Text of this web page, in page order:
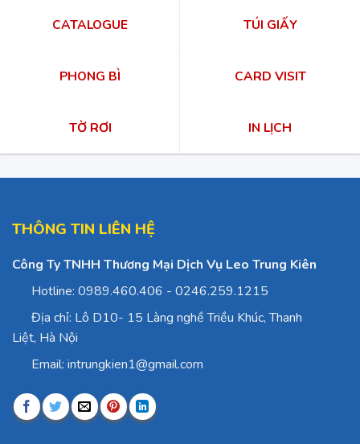
CATALOGUE TÚI GIẤY
PHONG BÌ CARD VISIT
TỜ RƠI IN LỊCH
THÔNG TIN LIÊN HỆ
Công Ty TNHH Thương Mại Dịch Vụ Leo Trung Kiên
Hotline: 0989.460.406 - 0246.259.1215
Địa chỉ: Lô D10- 15 Làng nghề Triều Khúc, Thanh
Liệt, Hà Nội
Email: intrungkien1@gmail.com